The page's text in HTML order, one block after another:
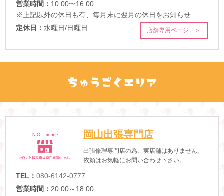
営業時間： 10:00〜16:00
※上記以外の休日も有、毎月末に翌月の休日をお知らせ
定休日： 水曜日/日曜日 店舗専用ページ ＞
岡山出張専門店
出張修理専門店の為、実店舗はありません。
依頼はお気軽にお問い合わせ下さい。
TEL： 080-6142-0777
営業時間： 20:00～18:00